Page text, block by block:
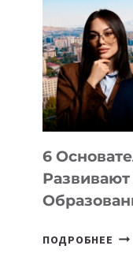
ОТ
6
Развивают
ПОДРОБНЕЕ 6